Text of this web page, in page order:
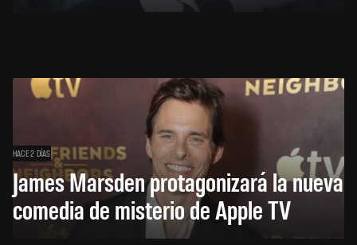
HACE 2 DÍAS
James Marsden protagonizará la nueva
comedia de misterio de Apple TV